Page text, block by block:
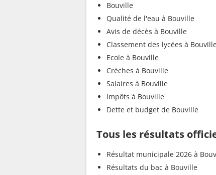
Bouville
Qualité de l'eau à Bouville
Avis de décès à Bouville
Classement des lycées à
Ecole à Bouville
Crèches à Bouville
Salaires à Bouville
Impôts à Bouville
Dette et budget de Bouville
Tous les résultats
Résultat municipale 2026 à
Résultats du bac à Bouville